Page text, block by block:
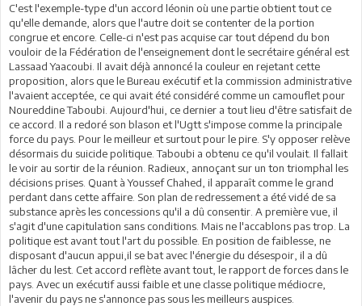
C'est l'exemple-type d'un accord léonin où une partie obtient tout ce
qu'elle demande, alors que l'autre doit se contenter de la portion
congrue et encore. Celle-ci n'est pas acquise car tout dépend du bon
vouloir de la Fédération de l'enseignement dont le secrétaire général est
Lassaad Yaacoubi. Il avait déjà annoncé la couleur en rejetant cette
proposition, alors que le Bureau exécutif et la commission administrative
l'avaient acceptée, ce qui avait été considéré comme un camouflet pour
Noureddine Taboubi. Aujourd'hui, ce dernier a tout lieu d'être satisfait de
ce accord. Il a redoré son blason et l'Ugtt s'impose comme la principale
force du pays. Pour le meilleur et surtout pour le pire. S'y opposer relève
désormais du suicide politique. Taboubi a obtenu ce qu'il voulait. Il fallait
le voir au sortir de la réunion. Radieux, annoçant sur un ton triomphal les
décisions prises. Quant à Youssef Chahed, il apparaît comme le grand
perdant dans cette affaire. Son plan de redressement a été vidé de sa
substance après les concessions qu'il a dû consentir. A première vue, il
s'agit d'une capitulation sans conditions. Mais ne l'accablons pas trop. La
politique est avant tout l'art du possible. En position de faiblesse, ne
disposant d'aucun appui,il se bat avec l'énergie du désespoir, il a dû
lâcher du lest. Cet accord reflète avant tout, le rapport de forces dans le
pays. Avec un exécutif aussi faible et une classe politique médiocre,
l'avenir du pays ne s'annonce pas sous les meilleurs auspices.